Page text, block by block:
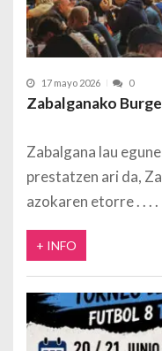
17 mayo 2026 0
Zabalganako
Zabalgana lau
prestatzen ari da,
azokaren etorre
+ INFO